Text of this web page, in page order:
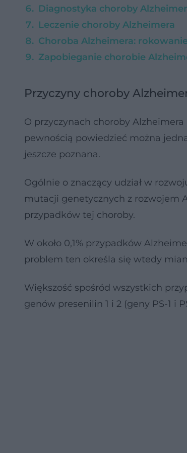
Diagnostyka choroby
Leczenie choroby Alzheimera
Choroba Alzheimera: rokowanie
Zapobieganie chorobie
Przyczyny choroby
O przyczynach choroby Alzheimera
pewnością powiedzieć można
jeszcze poznana.
Ogólnie o znaczący udział w
mutacji genetycznych z rozwojem
przypadków tej choroby.
W około 0,1% przypadków
problem ten określa się wtedy
Większość spośród wszystkich
genów presenilin 1 i 2 (geny PS-1 i